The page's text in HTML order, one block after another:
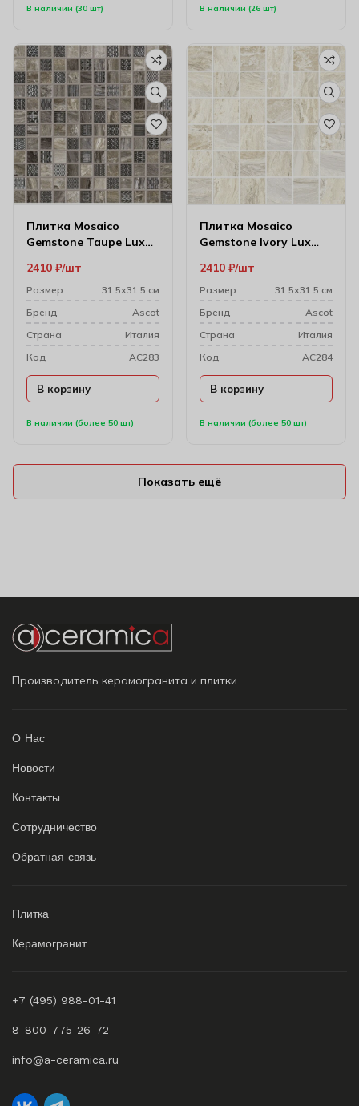
В наличии (30 шт) В наличии (26 шт)
Плитка Mosaico
Gemstone Taupe Lux
В наличии (более 50 шт)
2410 ₽ шт
Размер
31.5х31.5 см
Бренд
Ascot
Cтрана
Италия
Код
AC283
В корзину
Плитка Mosaico
Gemstone Ivory Lux
(4.7х4.7)
В наличии (более 50 шт)
2410 ₽ шт
Размер
31.5х31.5 см
Бренд
Ascot
Cтрана
Италия
Код
AC284
В корзину
Показать ещё
Производитель керамогранита и плитки
О Нас
Новости
Контакты
Сотрудничество
Обратная связь
Плитка
Керамогранит
+7 (495) 988-01-41
8-800-775-26-72
info@a-ceramica.ru